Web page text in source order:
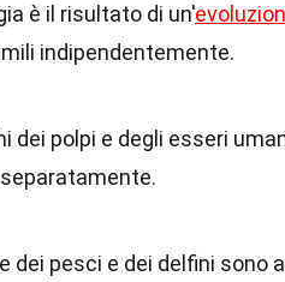
è il risultato di un'
indipendentemente.
dei polpi e degli esseri
dei pesci e dei delfini sono